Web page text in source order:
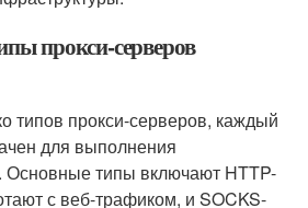
прокси-серверов
типов прокси-серверов, каждый
для выполнения
Основные типы включают HTTP-
с веб-трафиком, и SOCKS-